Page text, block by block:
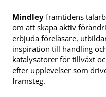
Mindley framtidens
om att skapa aktiv
erbjuda föreläsare,
inspiration till handling
katalysatorer för tillväxt
efter upplevelser som
framsteg.